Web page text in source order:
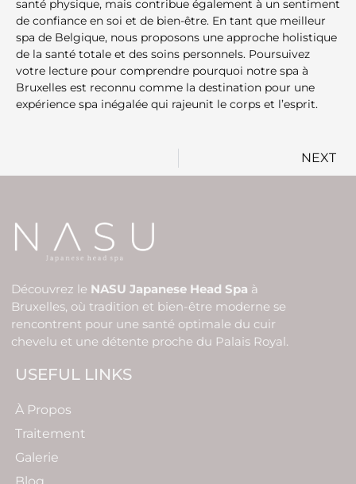
santé physique, mais contribue également à un sentiment
de confiance en soi et de bien-être. En tant que meilleur
spa de Belgique, nous proposons une approche holistique
de la santé totale et des soins personnels. Poursuivez
votre lecture pour comprendre pourquoi notre spa à
Bruxelles est reconnu comme la destination pour une
expérience spa inégalée qui rajeunit le corps et l’esprit.
NEXT
Découvrez le NASU Japanese Head Spa à
Bruxelles, où tradition et bien-être moderne se
rencontrent pour une santé optimale du cuir
chevelu et une détente proche du Palais Royal.
USEFUL LINKS
À Propos
Traitement
Galerie